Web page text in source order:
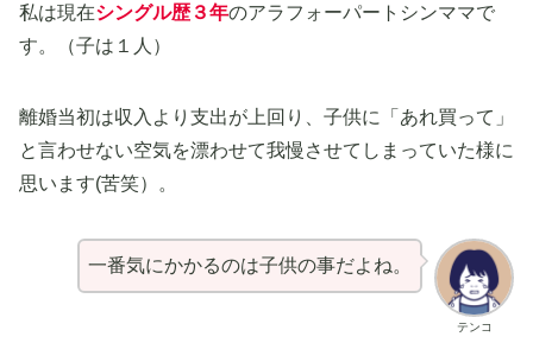
私は現在シングル歴３年のアラフォーパートシンママで
す。（子は１人）
離婚当初は収入より支出が上回り、子供に「あれ買って」
と言わせない空気を漂わせて我慢させてしまっていた様に
思います(苦笑）。
テンコ
一番気にかかるのは子供の事だよね。